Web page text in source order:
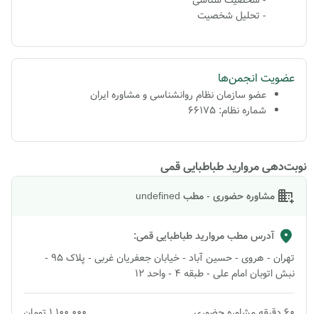
- تحلیل شخصیت
عضویت انجمن‌ها
عضو سازمان نظام روانشناسی و مشاوره ایران
شماره نظام: 66175
نوبت‌دهی مروارید طباطبایی قمی
مشاوره حضوری - مطب undefined
آدرس مطبمروارید طباطبایی قمی:
تهران - هروی - حسین آباد - خیابان جعفریان غربی - پلاک 95 -
نبش اتوبان امام علی - طبقه 4 - واحد 12